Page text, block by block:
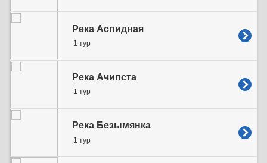
Река Аспидная
1 тур
Река Ачипста
1 тур
Река Безымянка
1 тур